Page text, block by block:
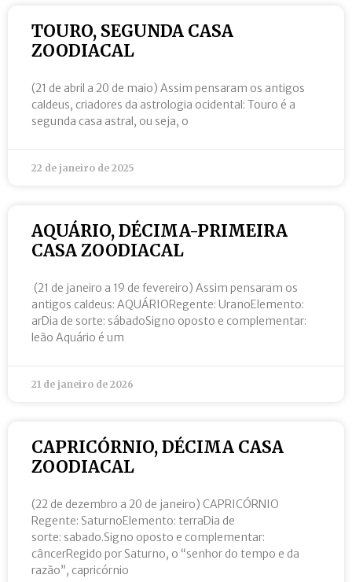
TOURO, SEGUNDA CASA
ZOODIACAL
(21 de abril a 20 de maio) Assim pensaram os antigos
caldeus, criadores da astrologia ocidental: Touro é a
segunda casa astral, ou seja, o
22 de janeiro de 2025
AQUÁRIO, DÉCIMA-PRIMEIRA
CASA ZOODIACAL
(21 de janeiro a 19 de fevereiro) Assim pensaram os
antigos caldeus: AQUÁRIORegente: UranoElemento:
arDia de sorte: sábadoSigno oposto e complementar:
leão Aquário é um
21 de janeiro de 2026
CAPRICÓRNIO, DÉCIMA CASA
ZOODIACAL
(22 de dezembro a 20 de janeiro) CAPRICÓRNIO
Regente: SaturnoElemento: terraDia de
sorte: sabado.Signo oposto e complementar:
câncerRegido por Saturno, o “senhor do tempo e da
razão”, capricórnio